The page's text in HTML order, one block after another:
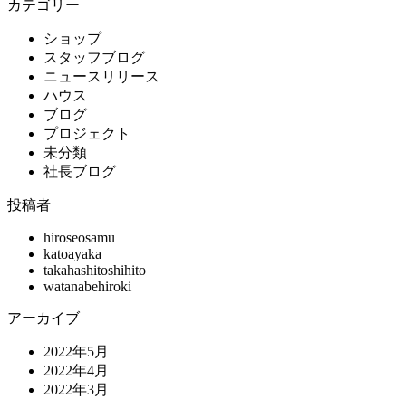
カテゴリー
ショップ
スタッフブログ
ニュースリリース
ハウス
ブログ
プロジェクト
未分類
社長ブログ
投稿者
hiroseosamu
katoayaka
takahashitoshihito
watanabehiroki
アーカイブ
2022年5月
2022年4月
2022年3月